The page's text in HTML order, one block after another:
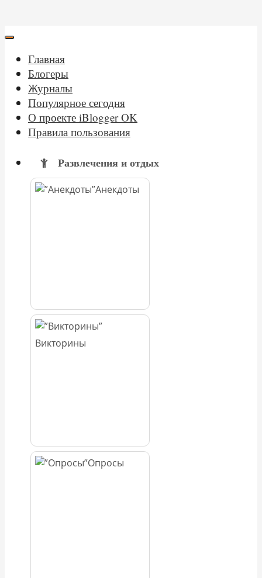
Главная
Блогеры
Журналы
Популярное сегодня
О проекте iBlogger OK
Правила пользования
Развлечения и отдых
Анекдоты
Викторины
Опросы